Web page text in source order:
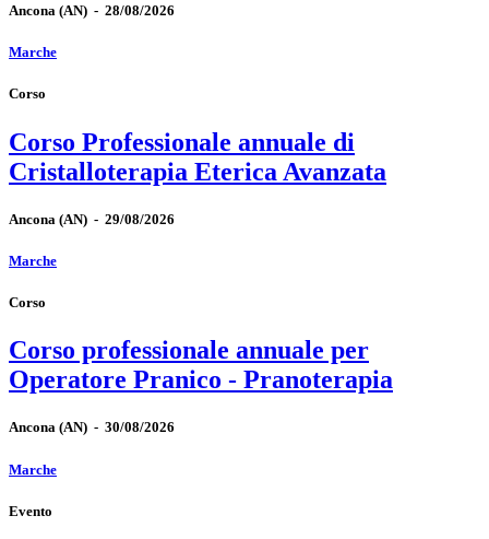
Ancona (AN) - 28/08/2026
Marche
Corso
Corso Professionale annuale di
Cristalloterapia Eterica Avanzata
Ancona (AN) - 29/08/2026
Marche
Corso
Corso professionale annuale per
Operatore Pranico - Pranoterapia
Ancona (AN) - 30/08/2026
Marche
Evento